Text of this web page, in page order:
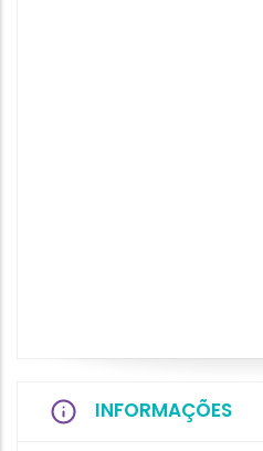
INFORMAÇÕES